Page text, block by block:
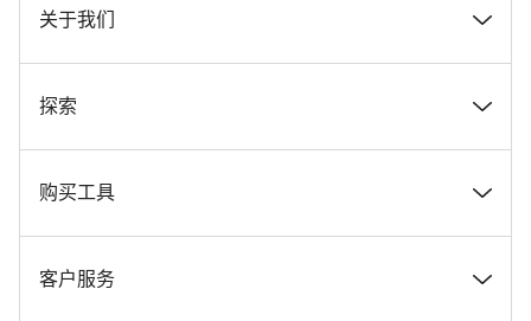
关于我们
奖项
在 Canyon 工作
Canyon 新闻发布室
探索
新闻和故事
提示和建议
购买工具
找到您梦寐以求的 Canyon 自行车
客户服务